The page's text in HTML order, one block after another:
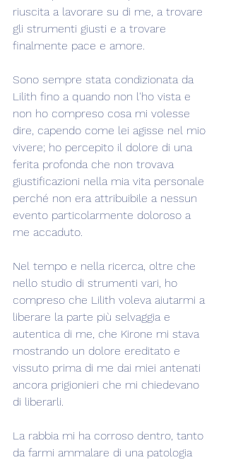
riuscita a lavorare su di me, a trovare
gli strumenti giusti e a trovare
finalmente pace e amore.
Sono sempre stata condizionata da
Lilith fino a quando non l'ho vista e
non ho compreso cosa mi volesse
dire, capendo come lei agisse nel mio
vivere; ho percepito il dolore di una
ferita profonda che non trovava
giustificazioni nella mia vita personale
perché non era attribuibile a nessun
evento particolarmente doloroso a
me accaduto.
Nel tempo e nella ricerca, oltre che
nello studio di strumenti vari, ho
compreso che Lilith voleva aiutarmi a
liberare la parte più selvaggia e
autentica di me, che Kirone mi stava
mostrando un dolore ereditato e
vissuto prima di me dai miei antenati
ancora prigionieri che mi chiedevano
di liberarli.
La rabbia mi ha corroso dentro, tanto
da farmi ammalare di una patologia